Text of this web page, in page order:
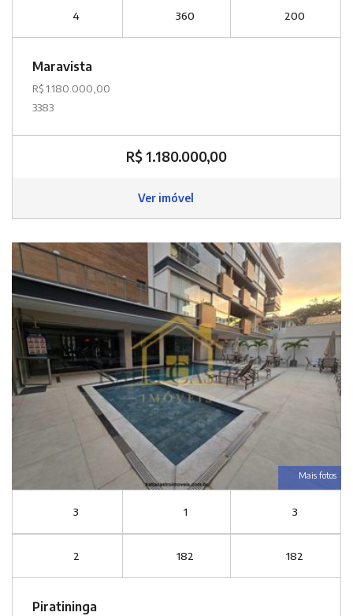
4 360 200
Maravista
R$ 1.180.000,00
3383
R$ 1.180.000,00
Ver imóvel
Mais fotos
3 1 3
2 182 182
Piratininga